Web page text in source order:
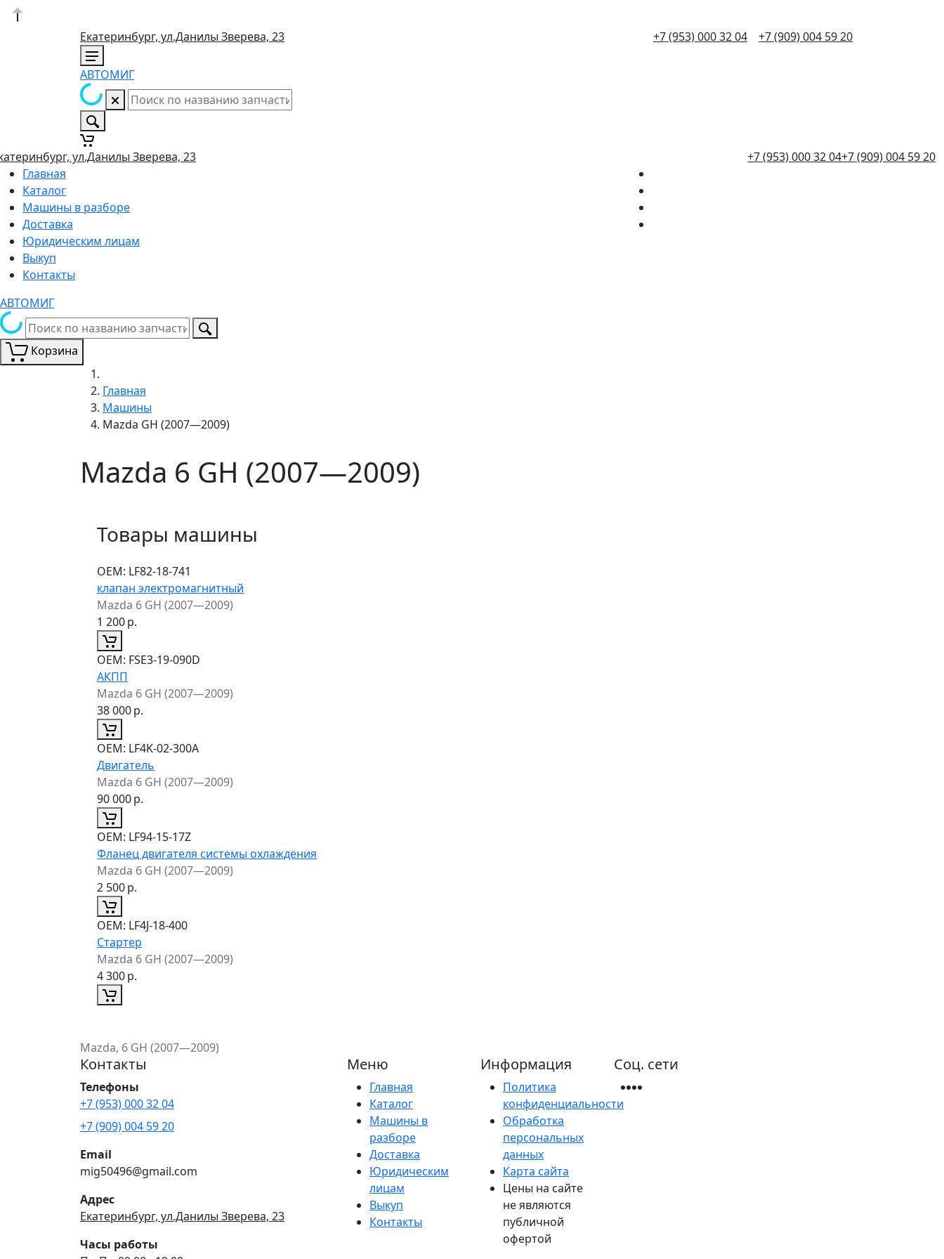
Екатеринбург, ул.Данилы Зверева, 23 +7 (953) 000 32 04 +7 (909) 004 59 20
АВТОМИГ
ул.Данилы Зверева, 23 +7 (953) 000 32 04+7 (909) 004 59 20
Главная
Каталог
Машины в разборе
Доставка
Юридическим лицам
Выкуп
Контакты
АВТОМИГ
Корзина
Главная
Машины
Mazda GH (2007—2009)
Mazda 6 GH (2007—2009)
Товары машины
ОЕМ: LF82-18-741
клапан электромагнитный
Mazda 6 GH (2007—2009)
1 200р.
ОЕМ: FSE3-19-090D
АКПП
Mazda 6 GH (2007—2009)
38 000р.
ОЕМ: LF4K-02-300A
Двигатель
Mazda 6 GH (2007—2009)
90 000р.
ОЕМ: LF94-15-17Z
Фланец двигателя системы охлаждения
Mazda 6 GH (2007—2009)
2 500р.
ОЕМ: LF4J-18-400
Стартер
Mazda 6 GH (2007—2009)
4 300р.
Mazda, 6 GH (2007—2009)
Контакты
Телефоны
+7 (953) 000 32 04
+7 (909) 004 59 20
Email
mig50496@gmail.com
Адрес
Екатеринбург, ул.Данилы Зверева, 23
Часы работы
Меню
Главная
Каталог
Машины в
разборе
Доставка
Юридическим
лицам
Выкуп
Контакты
Информация
Политика
конфиденциальности
Обработка
персональных
данных
Карта сайта
Цены на сайте
не являются
публичной
офертой
Соц. сети